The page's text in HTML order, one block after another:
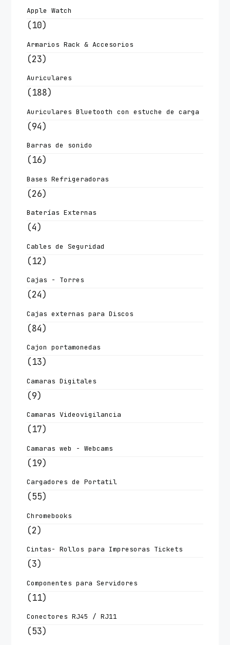
Apple Watch
(10)
Armarios Rack & Accesorios
(23)
Auriculares
(188)
Auriculares Bluetooth con estuche de carga
(94)
Barras de sonido
(16)
Bases Refrigeradoras
(26)
Baterías Externas
(4)
Cables de Seguridad
(12)
Cajas - Torres
(24)
Cajas externas para Discos
(84)
Cajon portamonedas
(13)
Camaras Digitales
(9)
Camaras Videovigilancia
(17)
Camaras web - Webcams
(19)
Cargadores de Portatil
(55)
Chromebooks
(2)
Cintas- Rollos para Impresoras Tickets
(3)
Componentes para Servidores
(11)
Conectores RJ45 / RJ11
(53)